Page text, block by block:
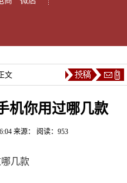
文
机你用过哪几款
来源： 阅读：953